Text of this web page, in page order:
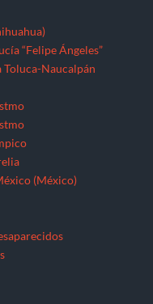
“Felipe Ángeles”
Naucalpán
(México)